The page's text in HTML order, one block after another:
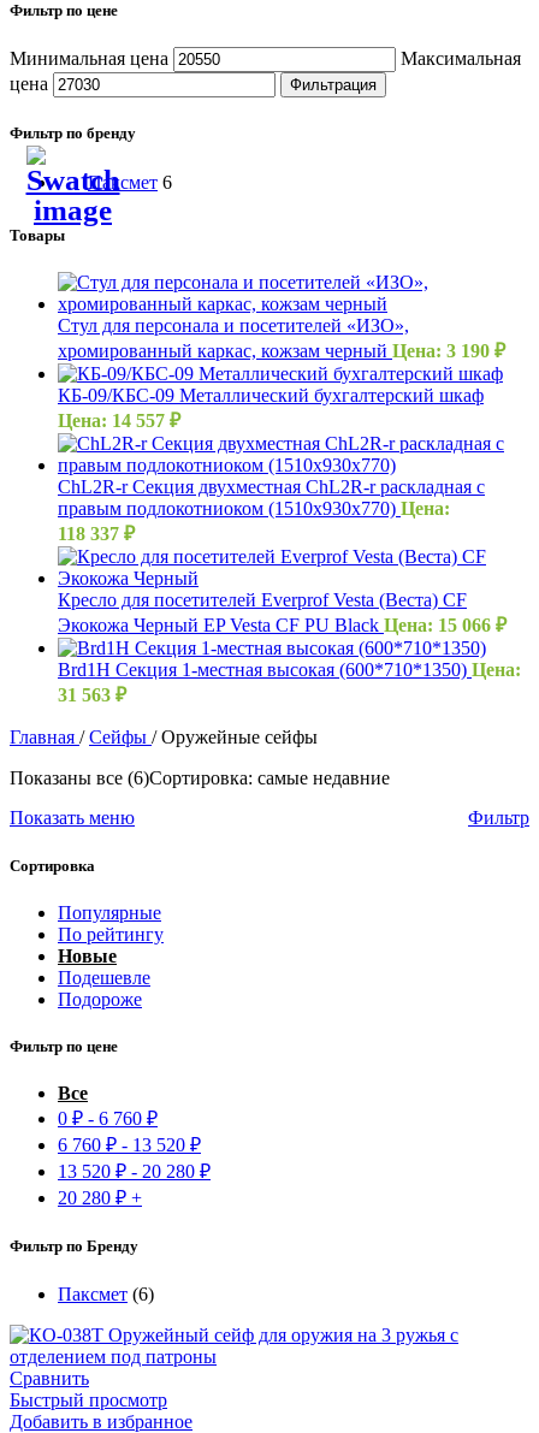
Фильтр по цене
Минимальная цена
Максимальная
цена
Фильтрация
Фильтр по бренду
Паксмет 6
Товары
Стул для персонала и посетителей «ИЗО»,
хромированный каркас, кожзам черный Цена: 3 190 ₽
КБ-09/КБС-09 Металлический бухгалтерский шкаф
Цена: 14 557 ₽
ChL2R-r Секция двухместная ChL2R-r раскладная с
правым подлокотниоком (1510х930х770) Цена:
118 337 ₽
Кресло для посетителей Everprof Vesta (Веста) CF
Экокожа Черный EP Vesta CF PU Black Цена: 15 066 ₽
Brd1H Секция 1-местная высокая (600*710*1350) Цена:
31 563 ₽
Главная / Сейфы / Оружейные сейфы
Показаны все (6)Сортировка: самые недавние
Показать меню
Фильтр
Сортировка
Популярные
По рейтингу
Новые
Подешевле
Подороже
Фильтр по цене
Все
0 ₽ - 6 760 ₽
6 760 ₽ - 13 520 ₽
13 520 ₽ - 20 280 ₽
20 280 ₽ +
Фильтр по Бренду
Паксмет (6)
Сравнить
Быстрый просмотр
Добавить в избранное